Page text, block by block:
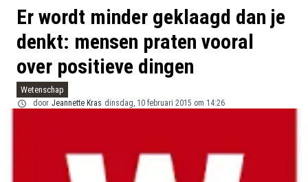
Er wordt minder geklaagd dan je
denkt: mensen praten vooral
over positieve dingen
Wetenschap
door Jeannette Kras dinsdag, 10 februari 2015 om 14:26